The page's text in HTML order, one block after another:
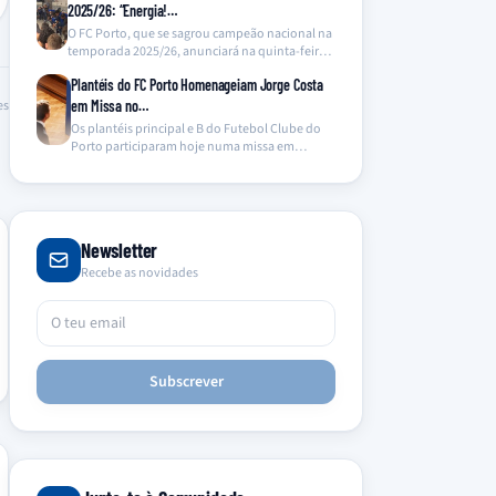
2025/26: “Energia!…
O FC Porto, que se sagrou campeão nacional na
temporada 2025/26, anunciará na quinta-feira o
Plantéis do FC Porto Homenageiam Jorge Costa
em Missa no…
Os plantéis principal e B do Futebol Clube do
Porto participaram hoje numa missa em
Newsletter
Recebe as novidades
Subscrever